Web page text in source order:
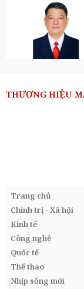
THƯƠNG HIỆU
Trang chủ
Chính trị - Xã hội
Kinh tế
Công nghệ
Quốc tế
Thể thao
Nhịp sống mới